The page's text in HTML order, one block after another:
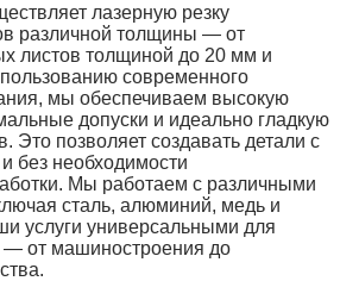
лазерную резку
различной толщины — от
листов толщиной до 20 мм и
современного
мы обеспечиваем высокую
допуски и идеально гладкую
Это позволяет создавать детали с
без необходимости
Мы работаем с различными
сталь, алюминий, медь и
услуги универсальными для
— от машиностроения до